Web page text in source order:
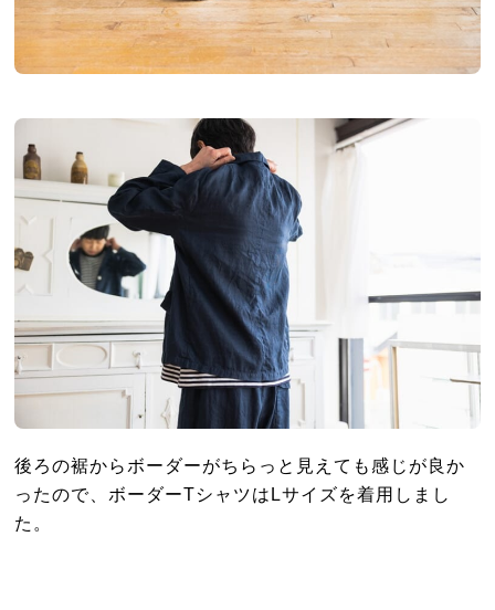
後ろの裾からボーダーがちらっと見えても感じが良か
ったので、ボーダーTシャツはLサイズを着用しまし
た。